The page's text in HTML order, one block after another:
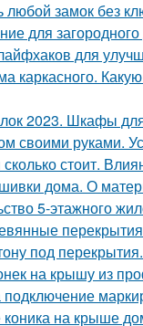
любой замок без
для
для
каркасного.
2023. Шкафы
своими руками.
стоит.
дома. О
5-этажного
под
на крышу из
на крыше